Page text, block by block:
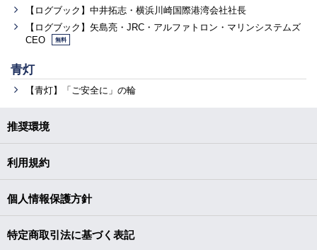
【ログブック】中井拓志・横浜川崎国際港湾会社社長
【ログブック】矢島亮・JRC・アルファトロン・マリンシステムズ
CEO
無料
青灯
【青灯】「ご安全に」の輪
推奨環境
利用規約
個人情報保護方針
特定商取引法に基づく表記